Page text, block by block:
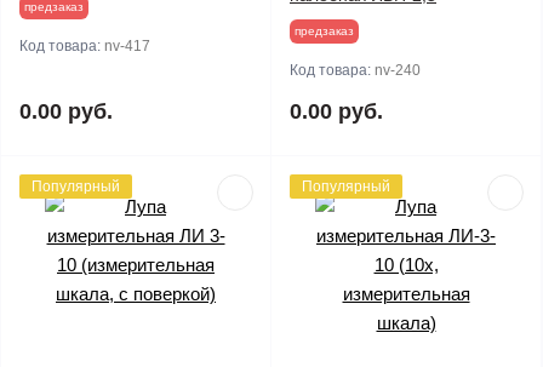
предзаказ
Код товара: nv-417
0.00 руб.
предзаказ
Код товара: nv-240
0.00 руб.
Популярный Популярный